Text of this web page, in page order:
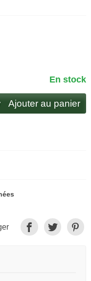
En stock
Ajouter au panier